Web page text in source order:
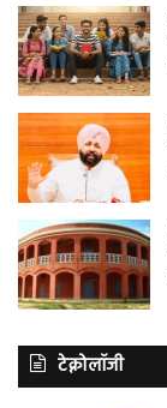
टेक्नोलॉजी